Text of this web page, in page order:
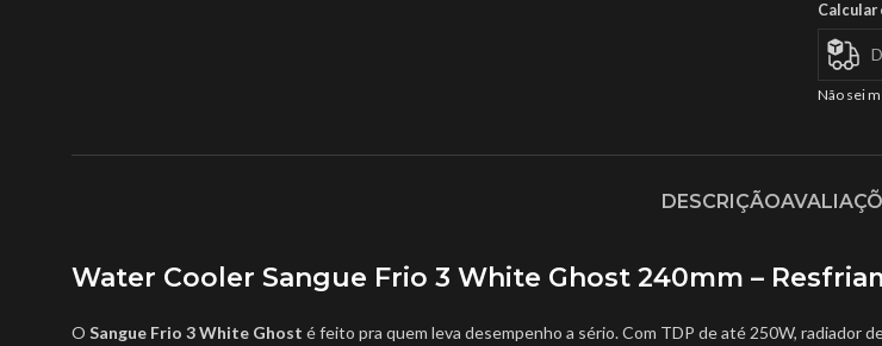
Calcular
Não sei
DESCRIÇÃO
Water Cooler Sangue Frio 3 White Ghost 240mm –
O Sangue Frio 3 White Ghost é feito pra quem leva desempenho a sério. Com TDP de até 250W, radiador